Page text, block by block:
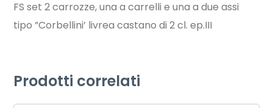
FS set 2 carrozze, una a carrelli e una a due assi
tipo ”Corbellini’ livrea castano di 2 cl. ep.III
Prodotti correlati